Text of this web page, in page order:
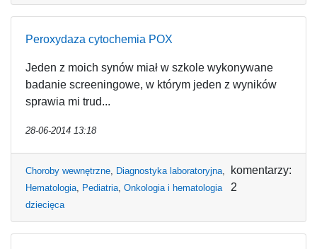
Peroxydaza cytochemia POX
Jeden z moich synów miał w szkole wykonywane
badanie screeningowe, w którym jeden z wyników
sprawia mi trud...
28-06-2014 13:18
Choroby wewnętrzne, Diagnostyka laboratoryjna,
Hematologia, Pediatria, Onkologia i hematologia
dziecięca
komentarzy:
2